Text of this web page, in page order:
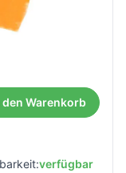
den Warenkorb
verfügbar